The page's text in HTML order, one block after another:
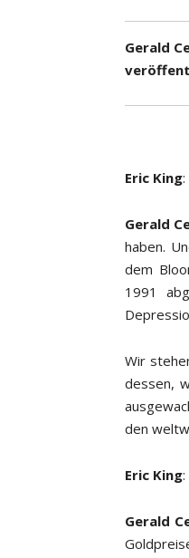
Gerald
Eric King
Gerald
haben.
dem
1991
Wir
dessen,
den
Eric King
Gerald